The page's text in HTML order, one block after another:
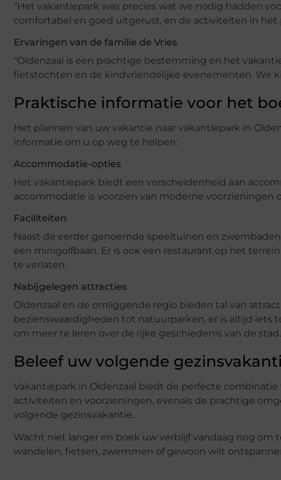
“Het vakantiepark was precies wat we nodig hadden
comfortabel en goed uitgerust, en de activiteiten in het
Ervaringen van de familie de Vries
“Oldenzaal is een prachtige bestemming en het
fietstochten en de kindvriendelijke evenementen. We
Praktische informatie voor het
Het plannen van uw vakantie naar vakantiepark in
informatie om u op weg te helpen:
Accommodatie-opties
Het vakantiepark biedt een verscheidenheid aan
accommodatie is voorzien van moderne voorzieningen
Faciliteiten
Naast de eerder genoemde speeltuinen en
een minigolfbaan. Er is ook een restaurant op het
te verlaten.
Nabijgelegen attracties
Oldenzaal en de omliggende regio bieden tal van
bezienswaardigheden tot natuurparken, er is altijd
om meer te leren over de rijke geschiedenis van de stad.
Beleef uw volgende
Vakantiepark in Oldenzaal biedt de perfecte
activiteiten en voorzieningen, evenals de prachtige
volgende gezinsvakantie.
Wacht niet langer en boek uw verblijf vandaag nog om
wandelen, fietsen, zwemmen of gewoon wilt